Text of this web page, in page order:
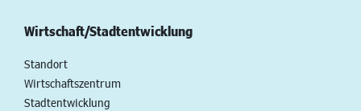
Wirtschaft/Stadtentwicklung
Standort
Wirtschaftszentrum
Stadtentwicklung